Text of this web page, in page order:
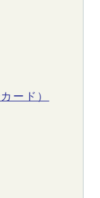
ード）